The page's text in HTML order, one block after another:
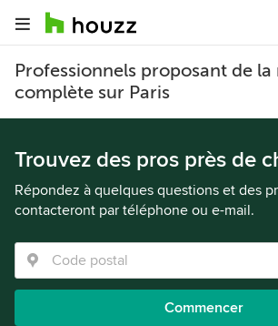
Professionnels proposant de
complète sur Paris
Trouvez des pros près de
Répondez à quelques questions et des
contacteront par téléphone ou e-mail.
Commencer